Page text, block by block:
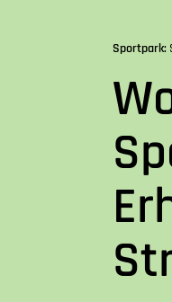
Sportpark: